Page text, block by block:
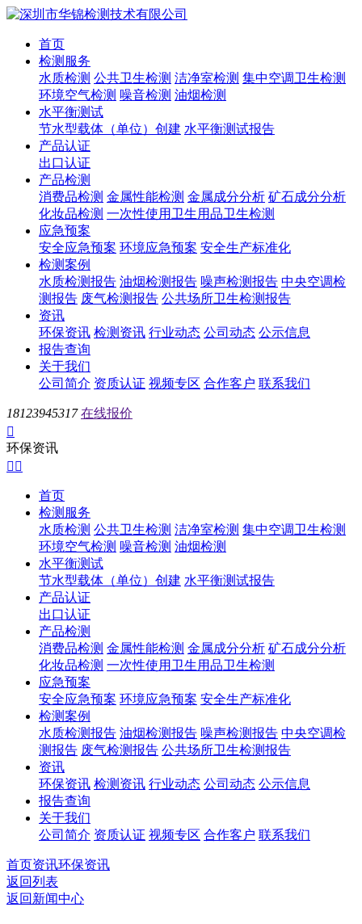
首页
检测服务
水质检测 公共卫生检测 洁净室检测 集中空调卫生检测
环境空气检测 噪音检测 油烟检测
水平衡测试
节水型载体（单位）创建 水平衡测试报告
产品认证
出口认证
产品检测
消费品检测 金属性能检测 金属成分分析 矿石成分分析
化妆品检测 一次性使用卫生用品卫生检测
应急预案
安全应急预案 环境应急预案 安全生产标准化
检测案例
水质检测报告 油烟检测报告 噪声检测报告 中央空调检
测报告 废气检测报告 公共场所卫生检测报告
资讯
环保资讯 检测资讯 行业动态 公司动态 公示信息
报告查询
关于我们
公司简介 资质认证 视频专区 合作客户 联系我们
18123945317 在线报价

环保资讯
 
首页
检测服务
水质检测 公共卫生检测 洁净室检测 集中空调卫生检测
环境空气检测 噪音检测 油烟检测
水平衡测试
节水型载体（单位）创建 水平衡测试报告
产品认证
出口认证
产品检测
消费品检测 金属性能检测 金属成分分析 矿石成分分析
化妆品检测 一次性使用卫生用品卫生检测
应急预案
安全应急预案 环境应急预案 安全生产标准化
检测案例
水质检测报告 油烟检测报告 噪声检测报告 中央空调检
测报告 废气检测报告 公共场所卫生检测报告
资讯
环保资讯 检测资讯 行业动态 公司动态 公示信息
报告查询
关于我们
公司简介 资质认证 视频专区 合作客户 联系我们
首页资讯环保资讯
返回列表
返回新闻中心